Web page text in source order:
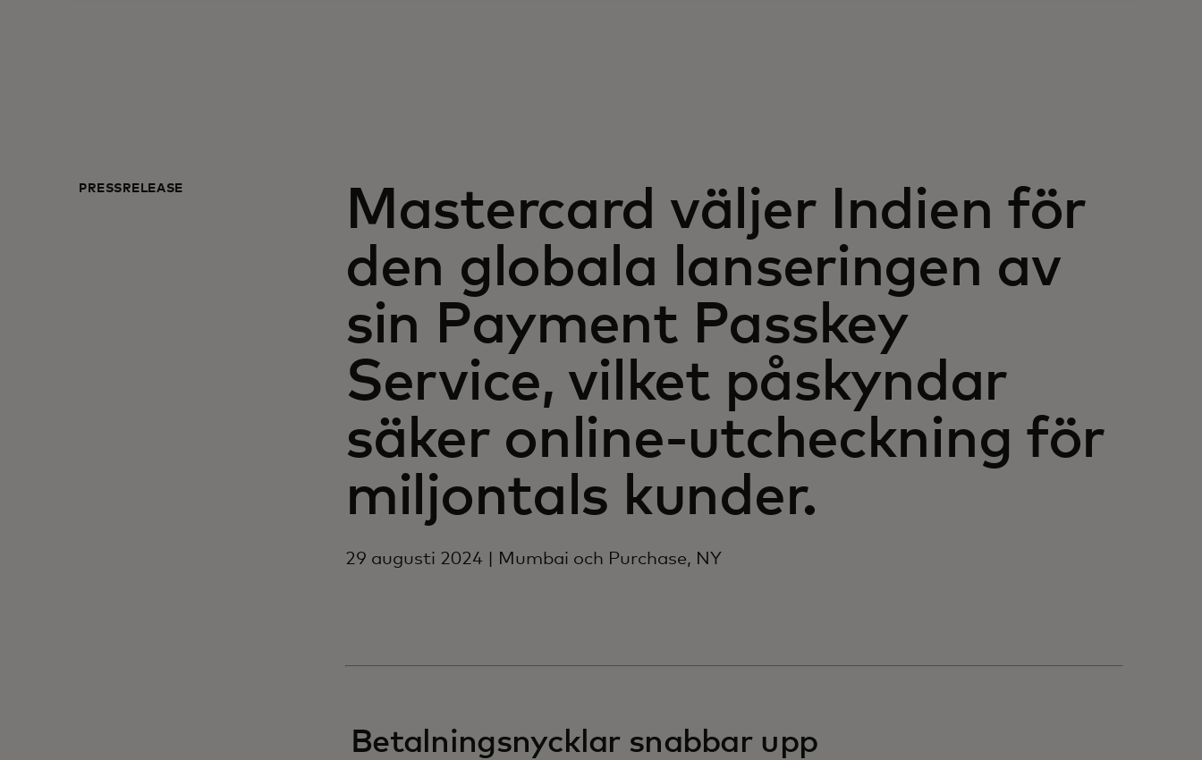
PRESSRELEASE
Mastercard väljer Indien för
den globala lanseringen av
sin Payment Passkey
Service, vilket påskyndar
säker online-utcheckning för
miljontals kunder.
29 augusti 2024 | Mumbai och Purchase, NY
Betalningsnycklar snabbar upp